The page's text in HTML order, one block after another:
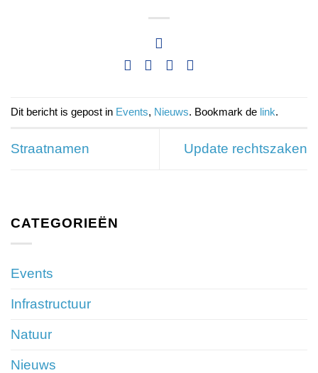
CATEGORIEËN
Events
Infrastructuur
Natuur
Nieuws
Dit bericht is gepost in Events, Nieuws. Bookmark de link.
Straatnamen Update rechtszaken